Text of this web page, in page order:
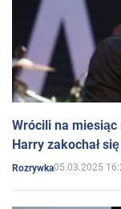
Wrócili na
Harry zakochał
Rozrywka05.03.2025